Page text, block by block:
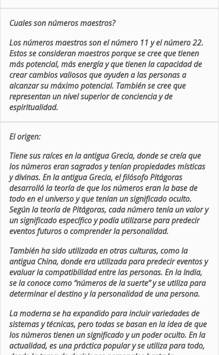
Cuales son números maestros?
Los números maestros son el número 11 y el número 22.
Estos se consideran maestros porque se cree que tienen
más potencial, más energía y que tienen la capacidad de
crear cambios valiosos que ayuden a las personas a
alcanzar su máximo potencial. También se cree que
representan un nivel superior de conciencia y de
espiritualidad.
El origen:
Tiene sus raíces en la antigua Grecia, donde se creía que
los números eran sagrados y tenían propiedades místicas
y divinas. En la antigua Grecia, el filósofo Pitágoras
desarrolló la teoría de que los números eran la base de
todo en el universo y que tenían un significado oculto.
Según la teoría de Pitágoras, cada número tenía un valor y
un significado específico y podía utilizarse para predecir
eventos futuros o comprender la personalidad.
También ha sido utilizada en otras culturas, como la
antigua China, donde era utilizada para predecir eventos y
evaluar la compatibilidad entre las personas. En la India,
se la conoce como “números de la suerte” y se utiliza para
determinar el destino y la personalidad de una persona.
La moderna se ha expandido para incluir variedades de
sistemas y técnicas, pero todas se basan en la idea de que
los números tienen un significado y un poder oculto. En la
actualidad, es una práctica popular y se utiliza para todo,